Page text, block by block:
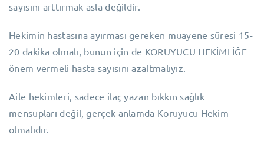
sayısını arttırmak asla değildir.
Hekimin hastasına ayırması gereken muayene süresi 15-
20 dakika olmalı, bunun için de KORUYUCU HEKİMLİĞE
önem vermeli hasta sayısını azaltmalıyız.
Aile hekimleri, sadece ilaç yazan bıkkın sağlık
mensupları değil, gerçek anlamda Koruyucu Hekim
olmalıdır.